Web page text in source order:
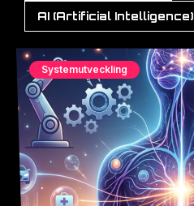
AI (Artificial Intelligence)
Systemutveckling